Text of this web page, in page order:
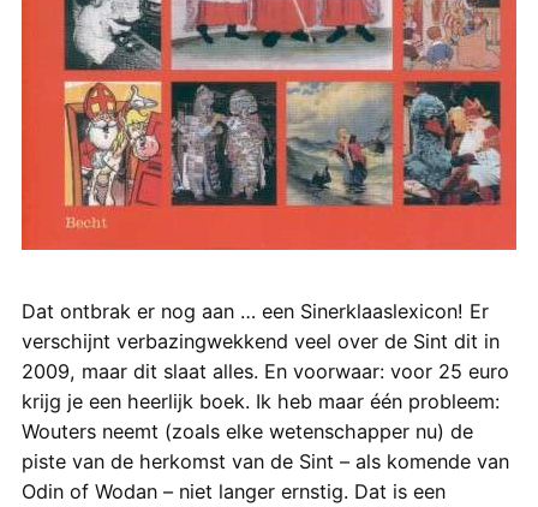
Dat ontbrak er nog aan … een Sinerklaaslexicon! Er
verschijnt verbazingwekkend veel over de Sint dit in
2009, maar dit slaat alles. En voorwaar: voor 25 euro
krijg je een heerlijk boek. Ik heb maar één probleem:
Wouters neemt (zoals elke wetenschapper nu) de
piste van de herkomst van de Sint – als komende van
Odin of Wodan – niet langer ernstig. Dat is een